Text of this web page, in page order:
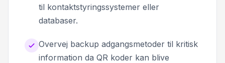
til kontaktstyringssystemer eller
databaser.
Overvej backup adgangsmetoder til kritisk
information da QR koder kan blive